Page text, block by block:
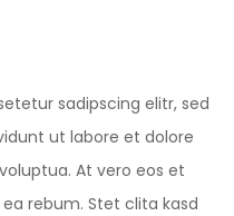
sadipscing elitr, sed
ut labore et dolore
At vero eos et
rebum. Stet clita kasd